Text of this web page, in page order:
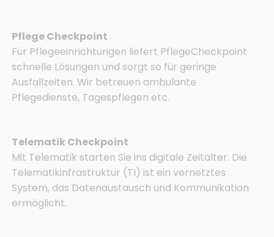
Pflege Checkpoint
Für Pflegeeinrichtungen liefert Pflege­Checkpoint
schnelle Lösungen und sorgt so für geringe
Ausfallzeiten. Wir betreuen ambulante
Pflegedienste, Tagespflegen etc.
Telematik Checkpoint
Mit Telematik starten Sie ins digitale Zeitalter. Die
Telematikinfrastruktur (TI) ist ein vernetztes
System, das Datenaustausch und Kommunikation
ermöglicht.